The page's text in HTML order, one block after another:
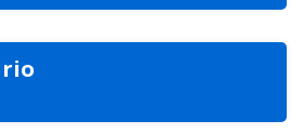
1910, Antônio Benedito de
fundado Conchal. À margem
do mesmo nome.